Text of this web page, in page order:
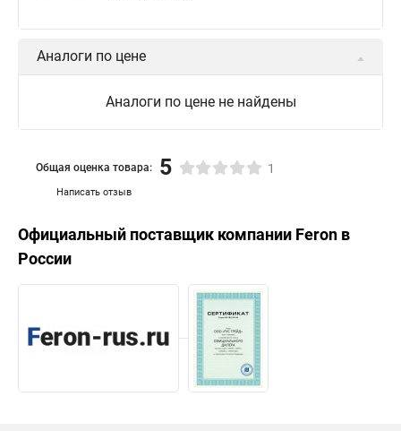
Аналоги по цене
Аналоги по цене не найдены
Написать отзыв
Общая оценка товара: 5 1
Официальный поставщик компании Feron в
России